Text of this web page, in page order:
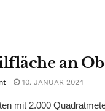
an
10. JANUAR 2024
mit 2.000